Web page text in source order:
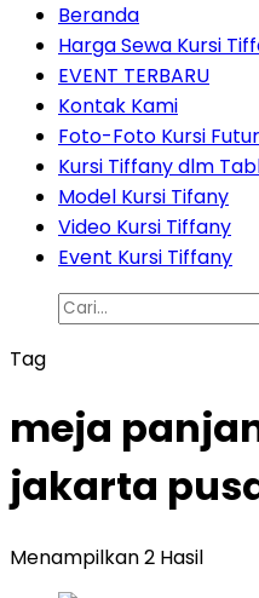
Beranda
Harga Sewa Kursi
EVENT TERBARU
Kontak Kami
Foto-Foto Kursi
Kursi Tiffany dlm
Model Kursi Tifany
Video Kursi Tiffany
Event Kursi Tiffany
Cari
Tag
meja
jakarta
Menampilkan 2 Hasil